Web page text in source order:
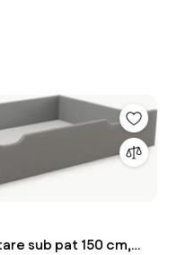
sub pat 150 cm,